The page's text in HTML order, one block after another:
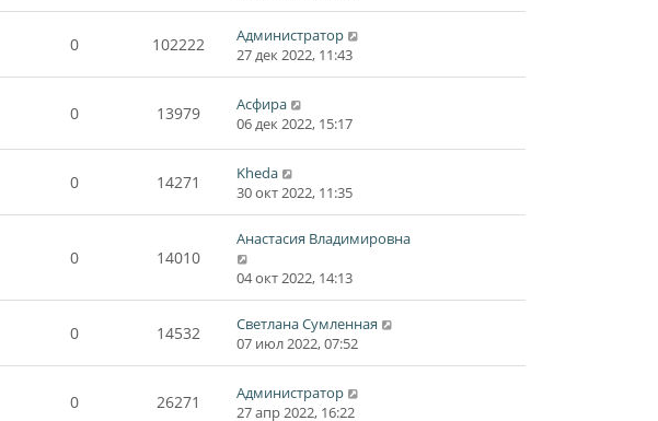
0 102222
Администратор
27 дек 2022, 11:43
0 13979
Асфира
06 дек 2022, 15:17
0 14271
Kheda
30 окт 2022, 11:35
0 14010
Анастасия Владимировна
04 окт 2022, 14:13
0 14532
Светлана Сумленная
07 июл 2022, 07:52
0 26271
Администратор
27 апр 2022, 16:22